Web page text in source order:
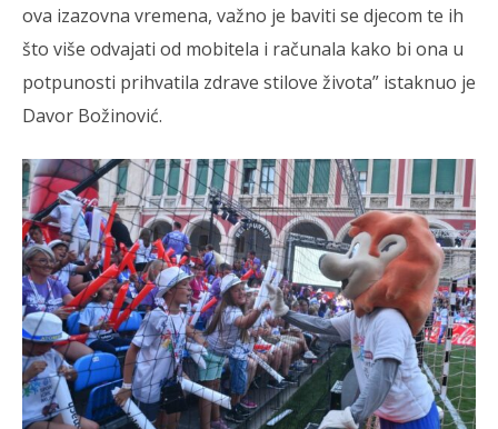
ova izazovna vremena, važno je baviti se djecom te ih
što više odvajati od mobitela i računala kako bi ona u
potpunosti prihvatila zdrave stilove života” istaknuo je
Davor Božinović.